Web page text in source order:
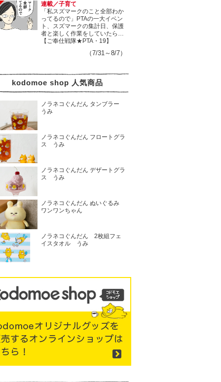
連載／子育て
「私スズマークのこと全部わか
ってるので」PTAの一大イベン
ト、スズマークの集計日、保護
者と楽しく作業をしていたら…
【ご奉仕戦隊★PTA・19】
（7/31～8/7）
kodomoe shop 人気商品
ノラネコぐんだん タンブラー
うみ
ノラネコぐんだん フロートグラ
ス うみ
ノラネコぐんだん デザートグラ
ス うみ
ノラネコぐんだん ぬいぐるみ
ワンワンちゃん
ノラネコぐんだん 2枚組フェ
イスタオル うみ